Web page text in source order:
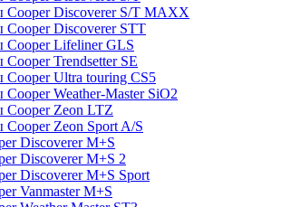
Discoverer S/T MAXX
Discoverer STT
Lifeliner GLS
Trendsetter SE
Ultra touring CS5
Weather-Master SiO2
Zeon LTZ
Zeon Sport A/S
Discoverer M+S
Discoverer M+S 2
Discoverer M+S Sport
Vanmaster M+S